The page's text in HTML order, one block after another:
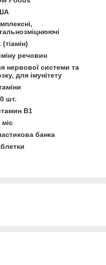
(тіамін)
речовин
нервової системи та
для імунітету
шт.
В1
міс
банка